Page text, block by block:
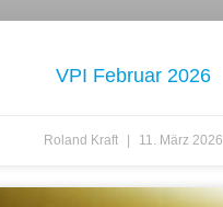
VPI Februar 2026
Roland Kraft 11. März 2026